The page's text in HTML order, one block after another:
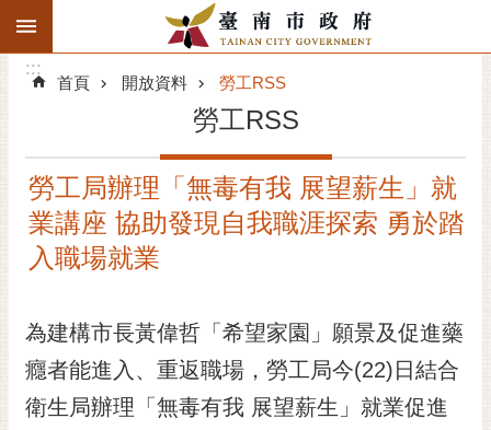
跳到主要內容區塊
搜
階
精彩府城
市府動態
市政資訊
:::
:::
首頁 開放資料 勞工RSS
勞工RSS
勞工局辦理「無毒有我 展望薪生」就
業講座 協助發現自我職涯探索 勇於踏
入職場就業
為建構市長黃偉哲「希望家園」願景及促進藥
癮者能進入、重返職場，勞工局今(22)日結合
衛生局辦理「無毒有我 展望薪生」就業促進